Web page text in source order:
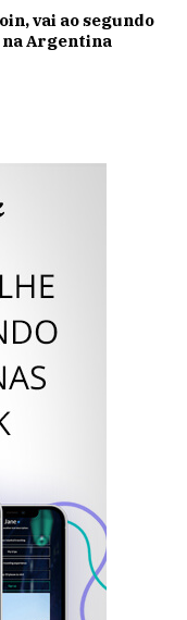
vai ao segundo
Argentina